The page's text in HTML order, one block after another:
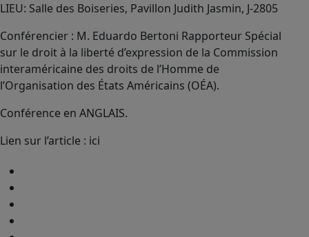
LIEU: Salle des Boiseries, Pavillon Judith Jasmin, J-2805
Conférencier : M. Eduardo Bertoni Rapporteur Spécial
sur le droit à la liberté d’expression de la Commission
interaméricaine des droits de l’Homme de
l’Organisation des États Américains (OÉA).
Conférence en ANGLAIS.
Lien sur l’article : ici